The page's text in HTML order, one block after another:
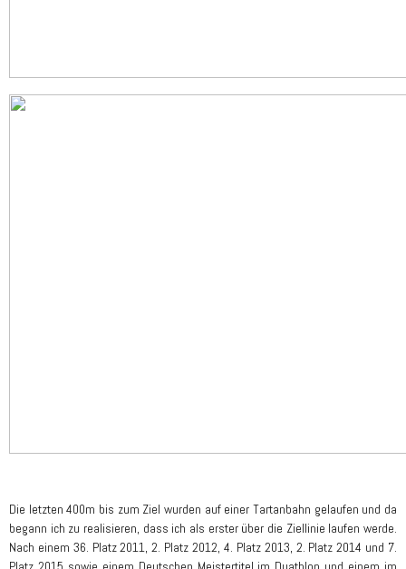
Die letzten 400m bis zum Ziel wurden auf einer Tartanbahn gelaufen und da
begann ich zu realisieren, dass ich als erster über die Ziellinie laufen werde.
Nach einem 36. Platz 2011, 2. Platz 2012, 4. Platz 2013, 2. Platz 2014 und 7.